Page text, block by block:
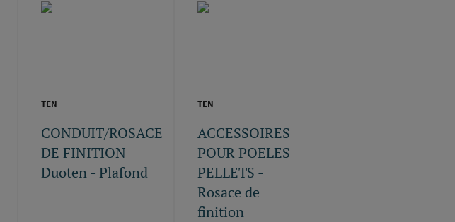
TEN
CONDUIT/ROSACE
DE FINITION -
Duoten - Plafond
TEN
ACCESSOIRES
POUR POELES
PELLETS -
Rosace de
finition